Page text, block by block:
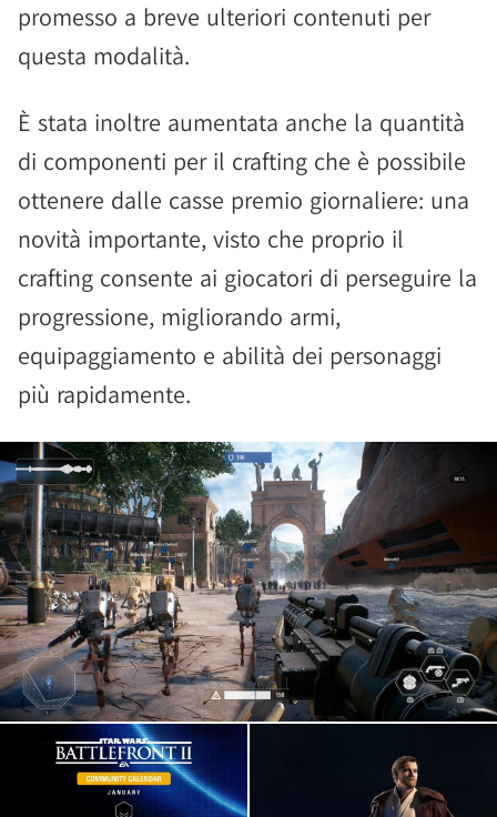
promesso a breve ulteriori contenuti per
questa modalità.
È stata inoltre aumentata anche la quantità
di componenti per il crafting che è possibile
ottenere dalle casse premio giornaliere: una
novità importante, visto che proprio il
crafting consente ai giocatori di perseguire la
progressione, migliorando armi,
equipaggiamento e abilità dei personaggi
più rapidamente.